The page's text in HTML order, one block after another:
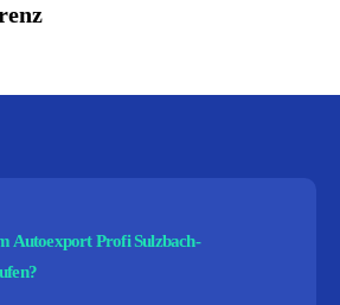
Autoexport Profi Sulzbach-